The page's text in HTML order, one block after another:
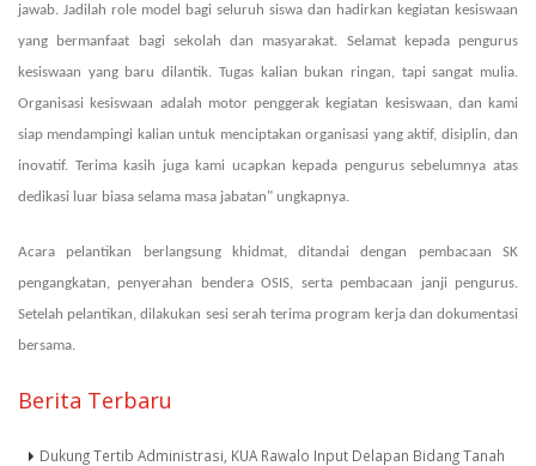
jawab. Jadilah role model bagi seluruh siswa dan hadirkan kegiatan kesiswaan
yang bermanfaat bagi sekolah dan masyarakat. Selamat kepada pengurus
kesiswaan yang baru dilantik. Tugas kalian bukan ringan, tapi sangat mulia.
Organisasi kesiswaan adalah motor penggerak kegiatan kesiswaan, dan kami
siap mendampingi kalian untuk menciptakan organisasi yang aktif, disiplin, dan
inovatif. Terima kasih juga kami ucapkan kepada pengurus sebelumnya atas
dedikasi luar biasa selama masa jabatan" ungkapnya.
Acara pelantikan berlangsung khidmat, ditandai dengan pembacaan SK
pengangkatan, penyerahan bendera OSIS, serta pembacaan janji pengurus.
Setelah pelantikan, dilakukan sesi serah terima program kerja dan dokumentasi
bersama.
Berita Terbaru
Dukung Tertib Administrasi, KUA Rawalo Input Delapan Bidang Tanah